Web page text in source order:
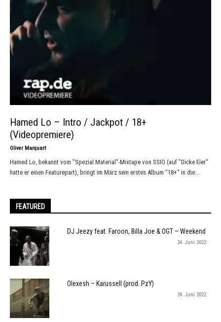
Hamed Lo – Intro / Jackpot / 18+
(Videopremiere)
Oliver Marquart -
Hamed Lo, bekannt vom "Spezial Material"-Mixtape von SSIO (auf "Dicke Eier"
hatte er einen Featurepart), bringt im März sein erstes Album "18+" in die...
FEATURED
DJ Jeezy feat. Faroon, Billa Joe & OGT – Weekend
24. Juni 2022
Olexesh – Karussell (prod. PzY)
24. Juni 2022